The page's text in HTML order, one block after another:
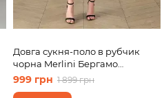
Довга сукня-поло в рубчик
чорна Merlini Бергамо
700002241 розмір 2XL-3XL
999 грн 1 899 грн